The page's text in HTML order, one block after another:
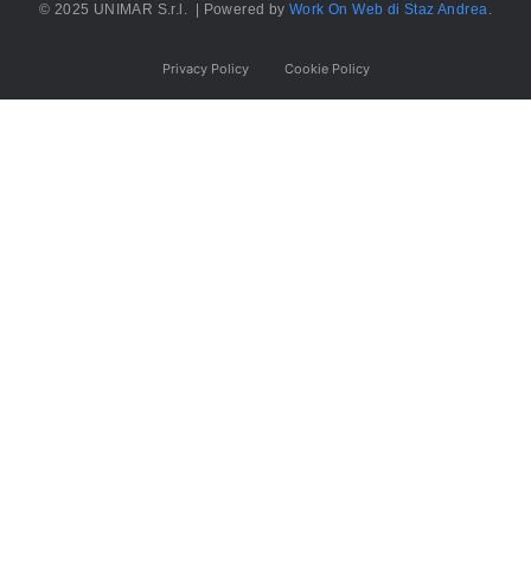
© 2025 UNIMAR S.r.l. | Powered byWork On Web di Staz Andrea.
Privacy Policy Cookie Policy